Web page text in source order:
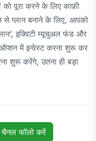
को पूरा करने के लिए काफ़ी
से प्लान बनाने के लिए, आपको
इक्विटी म्यूचुअल फंड और
में इन्वेस्ट करना शुरू कर
शुरू करेंगे, उतना ही बड़ा
चैनल फॉलो करें